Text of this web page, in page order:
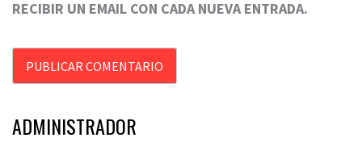
RECIBIR UN EMAIL CON CADA NUEVA ENTRADA.
ADMINISTRADOR